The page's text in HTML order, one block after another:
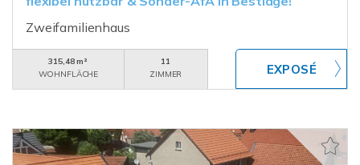
Zweifamilienhaus
315,48 m²
WOHNFLÄCHE
11
ZIMMER